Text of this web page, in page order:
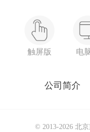
触屏版 电
公司简介
© 2013-2026 北